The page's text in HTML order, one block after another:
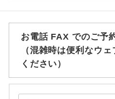
お電話 FAX でのご予
（混雑時は便利なウ
ください）